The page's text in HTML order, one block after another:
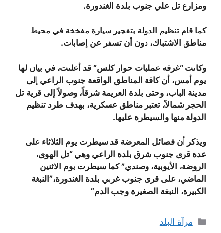
ومزارع تل علي جنوب بلدة الغندورة.
كما قام تنظيم الدولة بتفجير سيارة مفخخة في محيط
مناطق الاشتباك، دون أن تسفر عن إصابات.
وكانت “غرفة عمليات حوار كلس” قد أعلنت، في بيان لها
يوم أمس، أن كافة المناطق الواقعة جنوب الراعي إلى
مدينة الباب، وحتى بلدة العريمة شرقاً، وصولاً إلى قرية تل
الحجر شمالاً، تعتبر مناطق عسكرية، بهدف طرد تنظيم
الدولة منها والسيطرة عليها.
ويذكر أن فصائل المعرضة قد سيطرت يوم الثلاثاء على
عدة قرى جنوب شرق بلدة الراعي وهي “تل الهوى،
الروضة، الأيوبية، وصندي” كما سيطرت يوم الاثنين
الماضي، على قرى جنوب غربي بلدة الغندورة،”النبغة
الكبيرة، النبغة الصغيرة وجب الدم”
التصنيفات
مرآة البلد